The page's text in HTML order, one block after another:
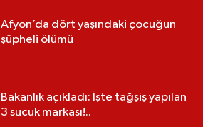
Afyon’da dört yaşındaki çocuğun
şüpheli ölümü
Bakanlık açıkladı: İşte tağşiş yapılan
3 sucuk markası!..